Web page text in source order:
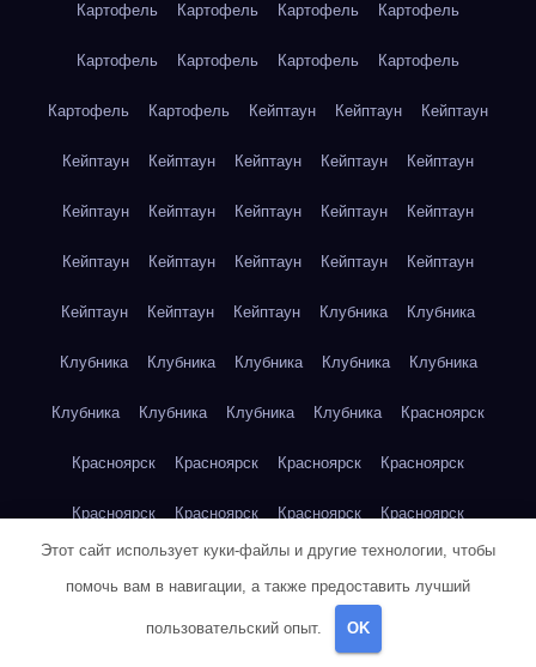
Картофель Картофель Картофель Картофель
Картофель Картофель Картофель Картофель
Картофель Картофель Кейптаун Кейптаун Кейптаун
Кейптаун Кейптаун Кейптаун Кейптаун Кейптаун
Кейптаун Кейптаун Кейптаун Кейптаун Кейптаун
Кейптаун Кейптаун Кейптаун Кейптаун Кейптаун
Кейптаун Кейптаун Кейптаун Клубника Клубника
Клубника Клубника Клубника Клубника Клубника
Клубника Клубника Клубника Клубника Красноярск
Красноярск Красноярск Красноярск Красноярск
Красноярск Красноярск Красноярск Красноярск
Красноярск Красноярск Красноярск
Кукуруза
Этот сайт использует куки-файлы и другие технологии, чтобы
помочь вам в навигации, а также предоставить лучший
пользовательский опыт. OK